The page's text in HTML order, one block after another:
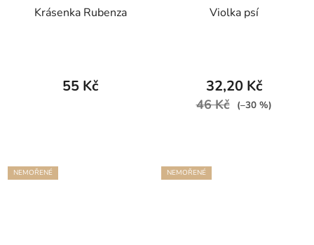
Krásenka Rubenza
55 Kč
Violka psí
32,20 Kč
46 Kč (–30 %)
NEMOŘENÉ NEMOŘENÉ